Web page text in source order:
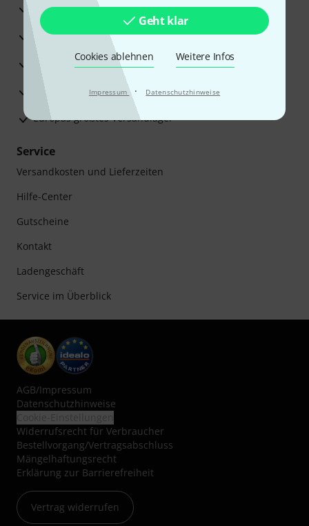
Geht klar
Cookies ablehnen Weitere Infos
Impressum · Datenschutzhinweise
30 Tage Money-Back-Garantie
Reparaturservice
Beratung durch Fachexperten
Zufriedenheitsgarantie
Europas größtes Versandlager
Service
Versandkosten und Lieferzeiten
Hilfe-Center
Gutscheine
Kontakt
Ladengeschäft
Service im Überblick
AGB/Impressum
Datenschutzhinweise
Widerrufsrecht für Verbraucher
Bestellvorgang/Vertragsabschluss
Mängelhaftungsrecht
Erklärung zur Barrierefreiheit
Vertrag widerrufen